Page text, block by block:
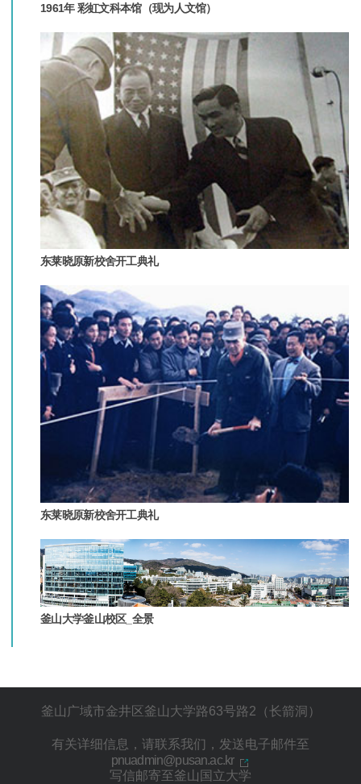
1961年 彩虹文科本馆（现为人文馆）
东莱晓原新校舍开工典礼
东莱晓原新校舍开工典礼
釜山大学釜山校区_全景
釜山广域市金井区釜山大学路63号路2（长箭洞）
有关详细信息，请联系我们，发送电子邮件至
pnuadmin@pusan.ac.kr
写信邮寄至釜山国立大学